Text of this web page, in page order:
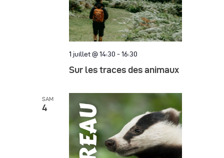
a
v
i
t
i
o
n
s
é
v
n
e
m
e
n
t
1 juillet @ 14:30 - 16:30
Sur les traces des animaux
SAM
4